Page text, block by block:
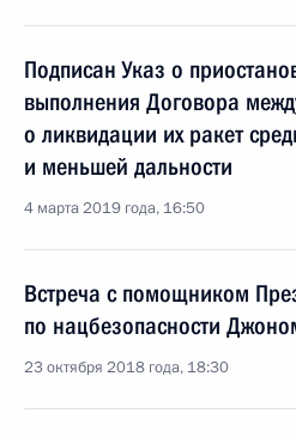
Подписан Указ о
выполнения Договора
о ликвидации их ракет
и меньшей дальности
4 марта 2019 года, 16:50
Встреча с помощником
по нацбезопасности
23 октября 2018 года, 18:30